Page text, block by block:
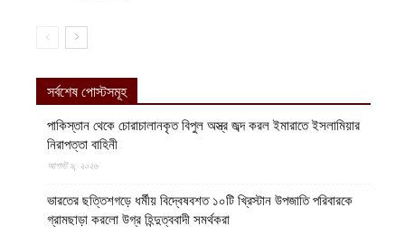
সর্বশেষ পোস্টসমূহ
পাকিস্তান থেকে চোরাচালানকৃত বিপুল অস্ত্র জব্দ করল ইমারাতে ইসলামিয়ার
নিরাপত্তা বাহিনী
আগস্ট ৯, ২০২৬
ভারতের ছত্তিশগড়ে ধর্মীয় বিদ্বেষবশত ১০টি খ্রিস্টান উপজাতি পরিবারকে
গ্রামছাড়া করলো উগ্র হিন্দুত্ববাদী সমর্থকরা